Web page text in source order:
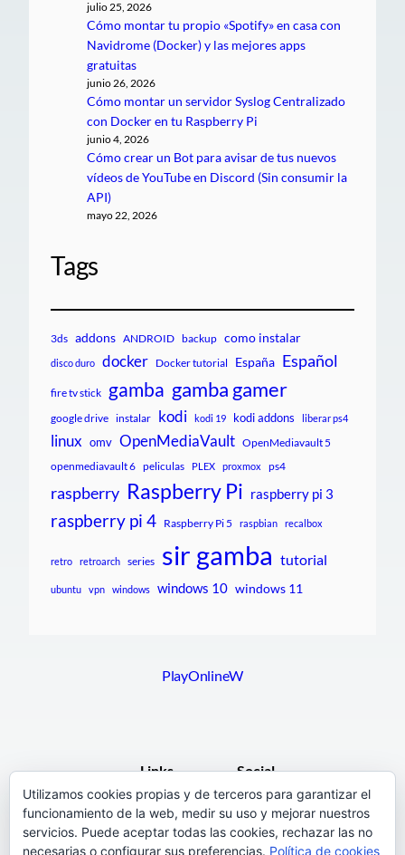
julio 25, 2026
Cómo montar tu propio «Spotify» en casa con
Navidrome (Docker) y las mejores apps
gratuitas
junio 26, 2026
Cómo montar un servidor Syslog Centralizado
con Docker en tu Raspberry Pi
junio 4, 2026
Cómo crear un Bot para avisar de tus nuevos
vídeos de YouTube en Discord (Sin consumir la
API)
mayo 22, 2026
Tags
3ds addons ANDROID backup como instalar
disco duro docker Docker tutorial España Español
fire tv stick gamba gamba gamer
google drive instalar kodi kodi 19 kodi addons liberar ps4
linux omv OpenMediaVault OpenMediavault 5
openmediavault 6 peliculas PLEX proxmox ps4
raspberry Raspberry Pi raspberry pi 3
raspberry pi 4 Raspberry Pi 5 raspbian recalbox
retro retroarch series sir gamba tutorial
ubuntu vpn windows windows 10 windows 11
PlayOnlineW
Pages
Links
F.A.Q.
Social
Facebook
Utilizamos cookies propias y de terceros para garantizar el
funcionamiento de la web, medir su uso y mejorar nuestros
servicios. Puede aceptar todas las cookies, rechazar las no
necesarias o configurar sus preferencias. Política de cookies